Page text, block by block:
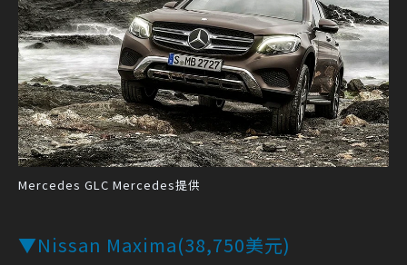
Mercedes GLC Mercedes提供
▼Nissan Maxima(38,750美元)